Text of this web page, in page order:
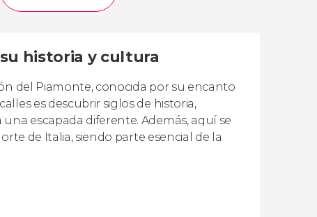
historia y cultura
del Piamonte, conocida por su encanto
es descubrir siglos de historia,
escapada diferente. Además, aquí se
de Italia, siendo parte esencial de la